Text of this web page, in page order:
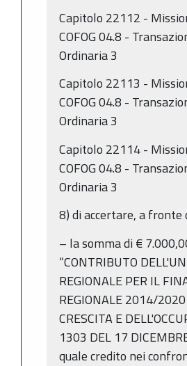
Capitolo 22112 -
COFOG 04.8 -
Ordinaria 3
Capitolo 22113 -
COFOG 04.8 -
Ordinaria 3
Capitolo 22114 -
COFOG 04.8 -
Ordinaria 3
8) di accertare, a fronte
– la somma di €
“CONTRIBUTO
REGIONALE PER IL
REGIONALE 2014/
CRESCITA E
1303 DEL 17
quale credito nei